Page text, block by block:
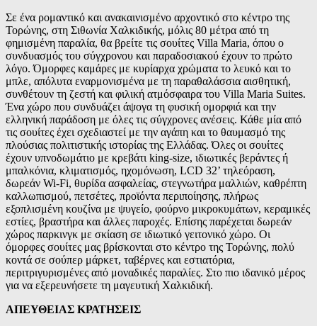
Σε ένα ρομαντικό και ανακαινισμένο αρχοντικό στο κέντρο της
Τορώνης, στη Σιθωνία Χαλκιδικής, μόλις 80 μέτρα από τη
φημισμένη παραλία, θα βρείτε τις σουίτες Villa Maria, όπου ο
συνδυασμός του σύγχρονου και παραδοσιακού έχουν το πρώτο
λόγο. Όμορφες καμάρες με κυρίαρχα χρώματα το λευκό και το
μπλε, απόλυτα εναρμονισμένα με τη παραθαλάσσια αισθητική,
συνθέτουν τη ζεστή και φιλική ατμόσφαιρα του Villa Maria Suites.
Ένα χώρο που συνδυάζει άψογα τη φυσική ομορφιά και την
ελληνική παράδοση με όλες τις σύγχρονες ανέσεις. Κάθε μία από
τις σουίτες έχει σχεδιαστεί με την αγάπη και το θαυμασμό της
πλούσιας πολιτιστικής ιστορίας της Ελλάδας. Όλες οι σουίτες
έχουν υπνοδωμάτιο με κρεβάτι king-size, ιδιωτικές βεράντες ή
μπαλκόνια, κλιματισμός, ηχομόνωση, LCD 32’ τηλεόραση,
δωρεάν Wi-Fi, θυρίδα ασφαλείας, στεγνωτήρα μαλλιών, καθρέπτη
καλλωπισμού, πετσέτες, προϊόντα περιποίησης, πλήρως
εξοπλισμένη κουζίνα με ψυγείο, φούρνο μικροκυμάτων, κεραμικές
εστίες, βραστήρα και άλλες παροχές. Επίσης παρέχεται δωρεάν
χώρος παρκινγκ με σκίαση σε ιδιωτικό γειτονικό χώρο. Οι
όμορφες σουίτες μας βρίσκονται στο κέντρο της Τορώνης, πολύ
κοντά σε σούπερ μάρκετ, ταβέρνες και εστιατόρια,
περιτριγυρισμένες από μοναδικές παραλίες. Στο πιο ιδανικό μέρος
για να εξερευνήσετε τη μαγευτική Χαλκιδική.
ΑΠΕΥΘΕΙΑΣ ΚΡΑΤΗΣΕΙΣ